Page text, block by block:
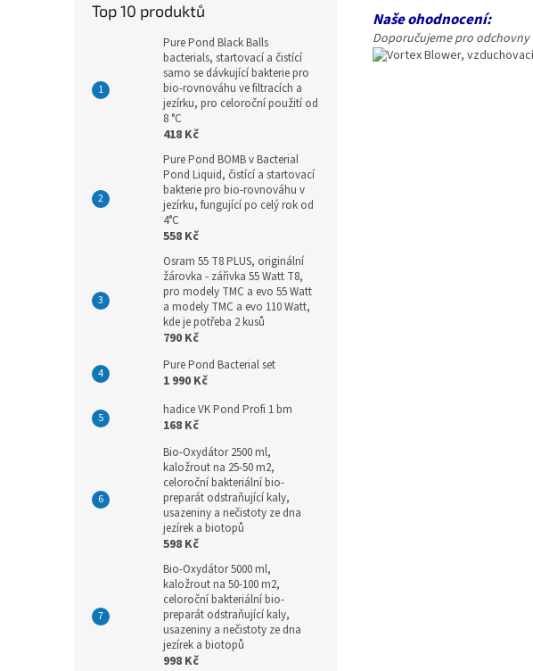
Top 10 produktů
Pure Pond Black Balls
bacterials, startovací a čistící
samo se dávkující bakterie pro
bio-rovnováhu ve filtracích a
jezírku, pro celoroční použití od
8 °C
418 Kč
Pure Pond BOMB v Bacterial
Pond Liquid, čistící a startovací
bakterie pro bio-rovnováhu v
jezírku, fungující po celý rok od
4°C
558 Kč
Osram 55 T8 PLUS, originální
žárovka - zářivka 55 Watt T8,
pro modely TMC a evo 55 Watt
a modely TMC a evo 110 Watt,
kde je potřeba 2 kusů
790 Kč
Pure Pond Bacterial set
1 990 Kč
hadice VK Pond Profi 1 bm
168 Kč
Bio-Oxydátor 2500 ml,
kaložrout na 25-50 m2,
celoroční bakteriální bio-
preparát odstraňující kaly,
usazeniny a nečistoty ze dna
jezírek a biotopů
598 Kč
Bio-Oxydátor 5000 ml,
kaložrout na 50-100 m2,
celoroční bakteriální bio-
preparát odstraňující kaly,
usazeniny a nečistoty ze dna
jezírek a biotopů
998 Kč
Naše ohodnocení:
Doporučujeme pro